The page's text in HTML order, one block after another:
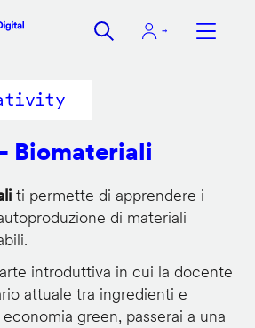
Biomateriali
ti permette di apprendere i
di materiali
introduttiva in cui la docente
attuale tra ingredienti e
green, passerai a una